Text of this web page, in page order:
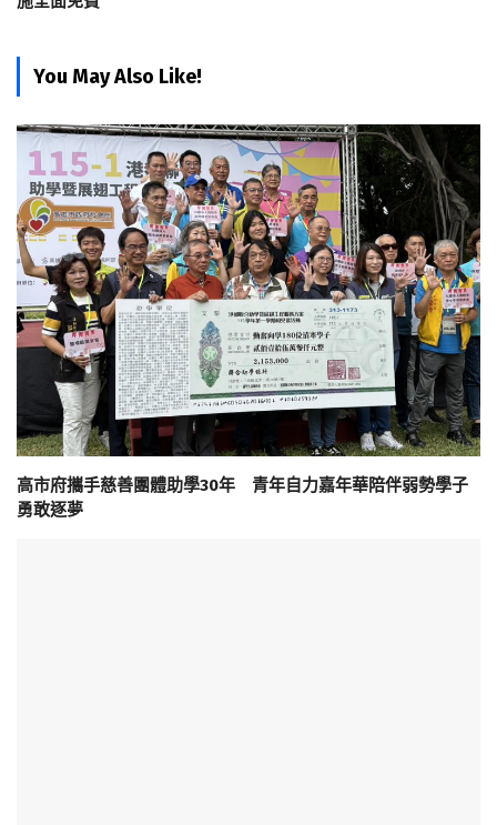
You May Also Like!
高市府攜手慈善團體助學30年 青年自力嘉年華陪伴弱勢學子
勇敢逐夢